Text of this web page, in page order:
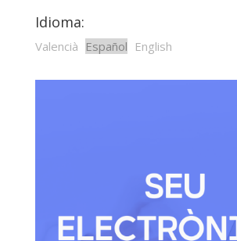
Idioma:
Valencià Español English